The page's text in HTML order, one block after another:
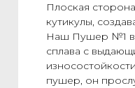
Плоская
кутикулы,
Наш Пушер №1
сплава с
пушер, он